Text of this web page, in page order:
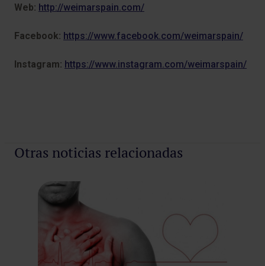
Web: http://weimarspain.com/
Facebook: https://www.facebook.com/weimarspain/
Instagram: https://www.instagram.com/weimarspain/
Otras noticias relacionadas